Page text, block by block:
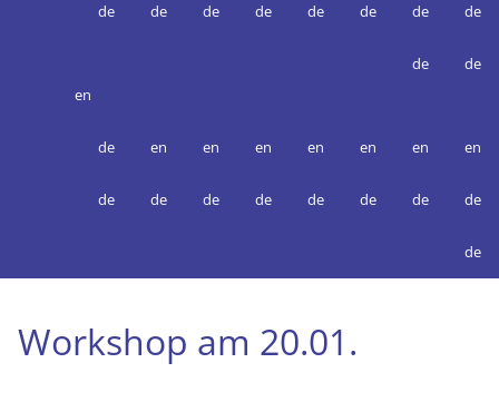
de
de
de
de
de
de
de
de
de
de
en
en
en
en
en
en
en
en
de
de
de
de
de
de
de
de
de
de
Workshop am 20.01.